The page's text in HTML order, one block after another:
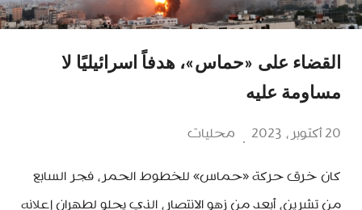
القضاء على «حماس»، هدفاً اسرائيليًا لا
مساومة عليه
20 أكتوبر، 2023 محليات
كان خرق حركة «حماس» للخطوط الحمر، فجر السابع
من تشرين، أبعد من زهو الانتصار، الذي يحلو لطهران إعلانه